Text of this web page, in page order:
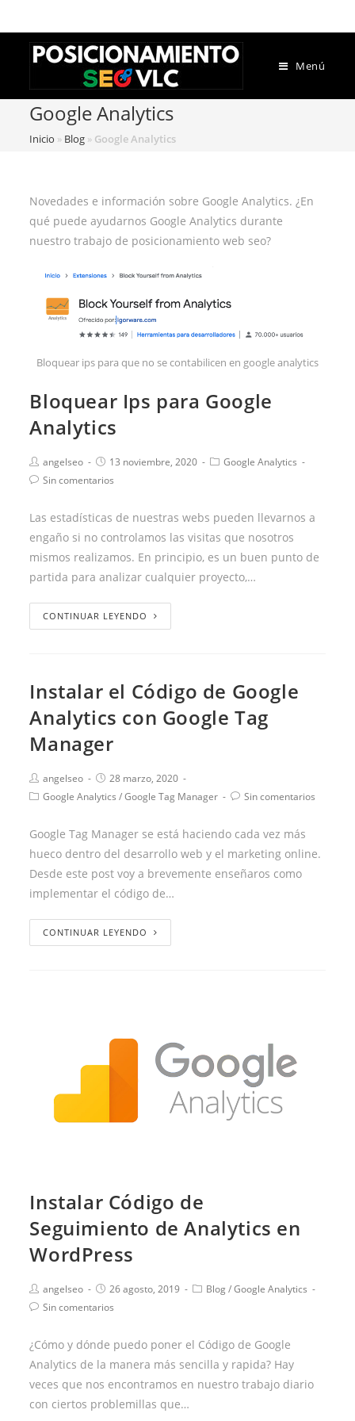
Menú
Google Analytics
Inicio » Blog » Google Analytics
Novedades e información sobre Google Analytics. ¿En
qué puede ayudarnos Google Analytics durante
nuestro trabajo de posicionamiento web seo?
Bloquear ips para que no se contabilicen en google analytics
Bloquear Ips para Google
Analytics
angelseo 13 noviembre, 2020
Google Analytics
Sin comentarios
Las estadísticas de nuestras webs pueden llevarnos a
engaño si no controlamos las visitas que nosotros
mismos realizamos. En principio, es un buen punto de
partida para analizar cualquier proyecto,…
CONTINUAR LEYENDO
Instalar el Código de Google
Analytics con Google Tag
Manager
angelseo
28 marzo, 2020
Google Analytics /Google Tag Manager Sin comentarios
Google Tag Manager se está haciendo cada vez más
hueco dentro del desarrollo web y el marketing online.
Desde este post voy a brevemente enseñaros como
implementar el código de…
CONTINUAR LEYENDO
Instalar Código de
Seguimiento de Analytics en
WordPress
angelseo 26 agosto, 2019 Blog/Google Analytics
Sin comentarios
¿Cómo y dónde puedo poner el Código de Google
Analytics de la manera más sencilla y rapida? Hay
veces que nos encontramos en nuestro trabajo diario
con ciertos problemillas que…